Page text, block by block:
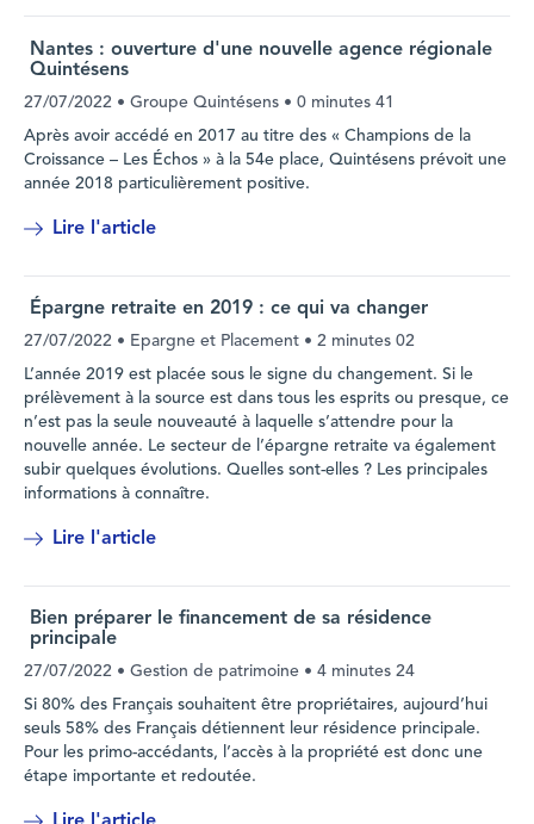
Nantes : ouverture d'une nouvelle agence régionale
Quintésens
27/07/2022 • Groupe Quintésens • 0 minutes 41
Après avoir accédé en 2017 au titre des « Champions de la
Croissance – Les Échos » à la 54e place, Quintésens prévoit une
année 2018 particulièrement positive.
Lire l'article
Épargne retraite en 2019 : ce qui va changer
27/07/2022 • Epargne et Placement • 2 minutes 02
L’année 2019 est placée sous le signe du changement. Si le
prélèvement à la source est dans tous les esprits ou presque, ce
n’est pas la seule nouveauté à laquelle s’attendre pour la
nouvelle année. Le secteur de l’épargne retraite va également
subir quelques évolutions. Quelles sont-elles ? Les principales
informations à connaître.
Lire l'article
Bien préparer le financement de sa résidence
principale
27/07/2022 • Gestion de patrimoine • 4 minutes 24
Si 80% des Français souhaitent être propriétaires, aujourd’hui
seuls 58% des Français détiennent leur résidence principale.
Pour les primo-accédants, l’accès à la propriété est donc une
étape importante et redoutée.